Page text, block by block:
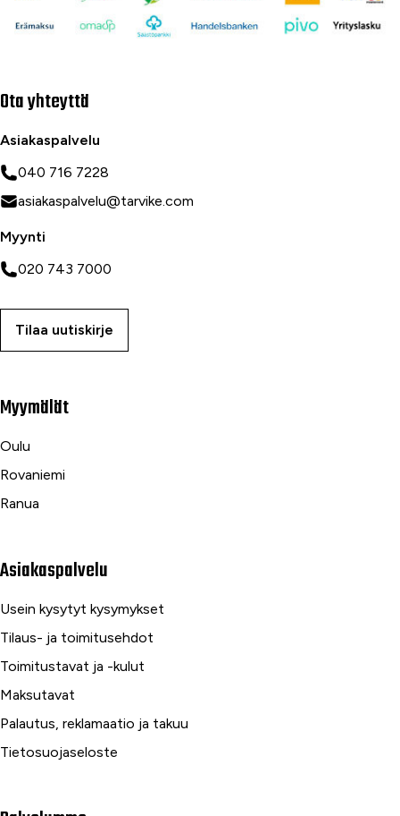
Ota yhteyttä
Asiakaspalvelu
040 716 7228
asiakaspalvelu@tarvike.com
Myynti
020 743 7000
Tilaa uutiskirje
Myymälät
Oulu
Rovaniemi
Ranua
Asiakaspalvelu
Usein kysytyt kysymykset
Tilaus- ja toimitusehdot
Toimitustavat ja -kulut
Maksutavat
Palautus, reklamaatio ja takuu
Tietosuojaseloste